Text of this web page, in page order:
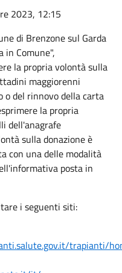
2023, 12:15
di Brenzone sul Garda
in Comune",
la propria volontà sulla
maggiorenni
o del rinnovo della carta
la propria
dell'anagrafe
sulla donazione è
con una delle modalità
posta in
i seguenti siti:
trapianti/